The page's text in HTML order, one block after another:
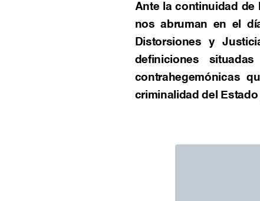
Ante la continuidad de
nos abruman en el
Distorsiones y
definiciones
contrahegemónicas
criminalidad del